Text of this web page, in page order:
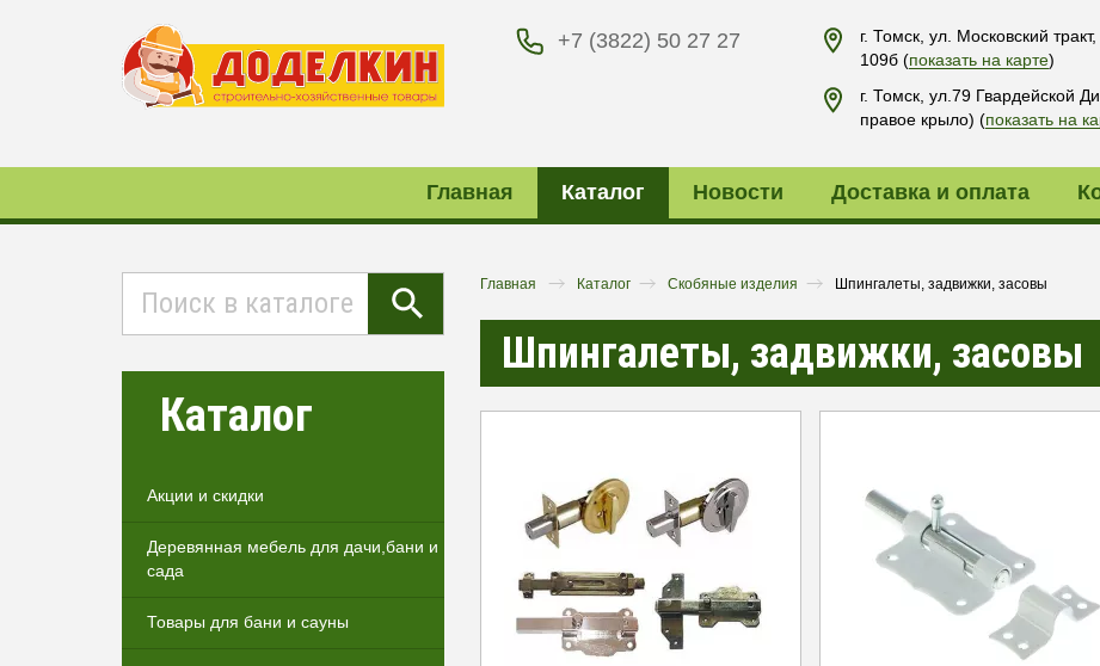
+7 (3822) 50 27 27
г. Томск, ул. Московский тракт,
109б (показать на карте)
г. Томск, ул.79 Гвардейской
правое крыло) (показать на
Главная Каталог Новости Доставка и оплата
Каталог
Акции и скидки
Деревянная мебель для дачи,бани и
сада
Товары для бани и сауны
Главная Каталог Скобяные изделия Шпингалеты, задвижки, засовы
Шпингалеты, задвижки, засовы